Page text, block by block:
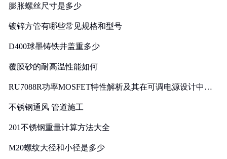
膨胀螺丝尺寸是多少
镀锌方管有哪些常见规格和型号
D400球墨铸铁井盖重多少
覆膜砂的耐高温性能如何
RU7088R功率MOSFET特性解析及其在可调电源设计中的
不锈钢通风 管道施工
201不锈钢重量计算方法大全
M20螺纹大径和小径是多少